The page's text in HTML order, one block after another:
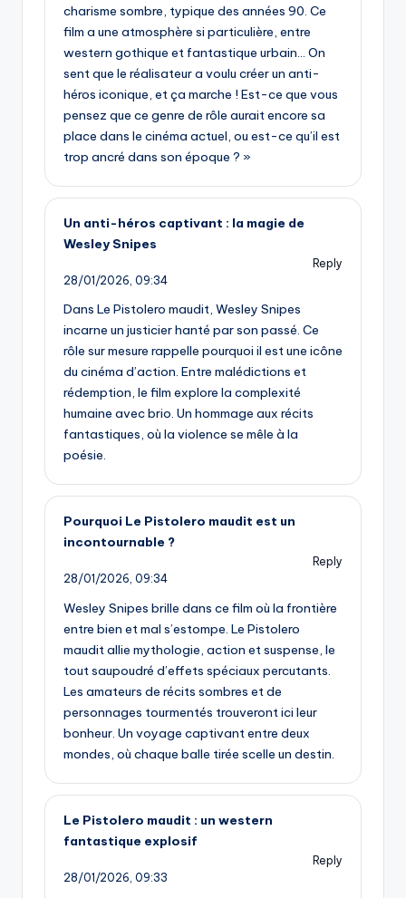
charisme sombre, typique des années 90. Ce
film a une atmosphère si particulière, entre
western gothique et fantastique urbain… On
sent que le réalisateur a voulu créer un anti-
héros iconique, et ça marche ! Est-ce que vous
pensez que ce genre de rôle aurait encore sa
place dans le cinéma actuel, ou est-ce qu’il est
trop ancré dans son époque ? »
Un anti-héros captivant : la magie de
Wesley Snipes
Reply
28/01/2026, 09:34
Dans Le Pistolero maudit, Wesley Snipes
incarne un justicier hanté par son passé. Ce
rôle sur mesure rappelle pourquoi il est une icône
du cinéma d’action. Entre malédictions et
rédemption, le film explore la complexité
humaine avec brio. Un hommage aux récits
fantastiques, où la violence se mêle à la
poésie.
Pourquoi Le Pistolero maudit est un
incontournable ?
Reply
28/01/2026, 09:34
Wesley Snipes brille dans ce film où la frontière
entre bien et mal s’estompe. Le Pistolero
maudit allie mythologie, action et suspense, le
tout saupoudré d’effets spéciaux percutants.
Les amateurs de récits sombres et de
personnages tourmentés trouveront ici leur
bonheur. Un voyage captivant entre deux
mondes, où chaque balle tirée scelle un destin.
Le Pistolero maudit : un western
fantastique explosif
Reply
28/01/2026, 09:33